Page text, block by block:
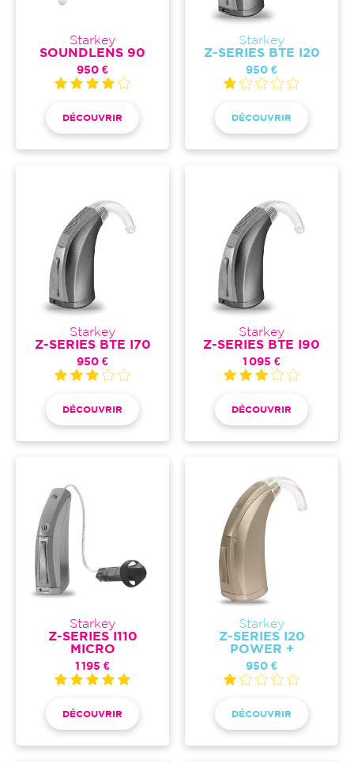
Starkey
SOUNDLENS 90
950 €
DÉCOUVRIR
Starkey
Z-SERIES BTE I20
950 €
DÉCOUVRIR
Starkey
Z-SERIES BTE I70
950 €
DÉCOUVRIR
Starkey
Z-SERIES BTE I90
1 095 €
DÉCOUVRIR
Starkey
Z-SERIES I110
MICRO
1 195 €
DÉCOUVRIR
Starkey
Z-SERIES I20
POWER +
950 €
DÉCOUVRIR